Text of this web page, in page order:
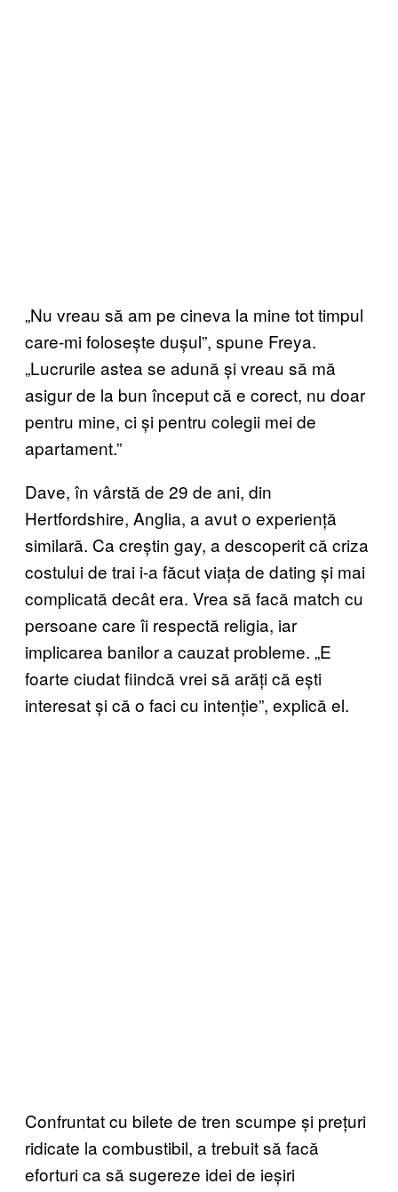
„Nu vreau să am pe cineva la mine tot timpul
care-mi folosește dușul”, spune Freya.
„Lucrurile astea se adună și vreau să mă
asigur de la bun început că e corect, nu doar
pentru mine, ci și pentru colegii mei de
apartament.”
Dave, în vârstă de 29 de ani, din
Hertfordshire, Anglia, a avut o experiență
similară. Ca creștin gay, a descoperit că criza
costului de trai i-a făcut viața de dating și mai
complicată decât era. Vrea să facă match cu
persoane care îi respectă religia, iar
implicarea banilor a cauzat probleme. „E
foarte ciudat fiindcă vrei să arăți că ești
interesat și că o faci cu intenție”, explică el.
Confruntat cu bilete de tren scumpe și prețuri
ridicate la combustibil, a trebuit să facă
eforturi ca să sugereze idei de ieșiri